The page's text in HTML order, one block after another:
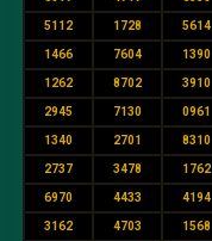
5112 1728 5614
1466 7604 1390
1262 8702 3910
2945 7130 0961
1340 2701 8310
2737 3478 1762
6970 4433 4194
3162 4703 1568